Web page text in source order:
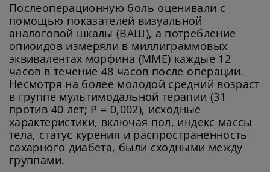
Послеоперационную боль оценивали с
помощью показателей визуальной
аналоговой шкалы (ВАШ), а потребление
опиоидов измеряли в миллиграммовых
эквивалентах морфина (MME) каждые 12
часов в течение 48 часов после операции.
Несмотря на более молодой средний возраст
в группе мультимодальной терапии (31
против 40 лет; P = 0,002), исходные
характеристики, включая пол, индекс массы
тела, статус курения и распространенность
сахарного диабета, были сходными между
группами.